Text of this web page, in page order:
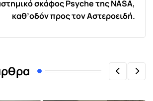
σκάφος Psyche της NASA,
καθ’οδόν προς τον Αστεροειδή.